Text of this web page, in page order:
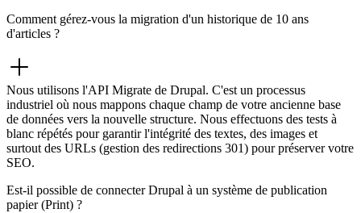
Comment gérez-vous la migration d'un historique de 10 ans
d'articles ?
Nous utilisons l'API Migrate de Drupal. C'est un processus
industriel où nous mappons chaque champ de votre ancienne base
de données vers la nouvelle structure. Nous effectuons des tests à
blanc répétés pour garantir l'intégrité des textes, des images et
surtout des URLs (gestion des redirections 301) pour préserver votre
SEO.
Est-il possible de connecter Drupal à un système de publication
papier (Print) ?